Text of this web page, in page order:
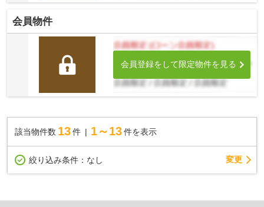
会員物件
会員登録をして限定物件を見る
該当物件数 13件 1～13 件を表示
絞り込み条件： なし 変更